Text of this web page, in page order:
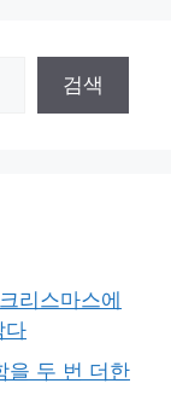
검색
리스마스에
다
을 두 번 더한